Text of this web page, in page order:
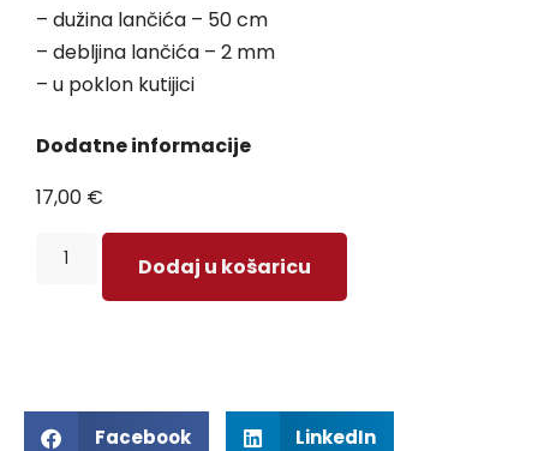
– dužina lančića – 50 cm
– debljina lančića – 2 mm
– u poklon kutijici
Dodatne informacije
17,00 €
Dodaj u košaricu
Facebook LinkedIn